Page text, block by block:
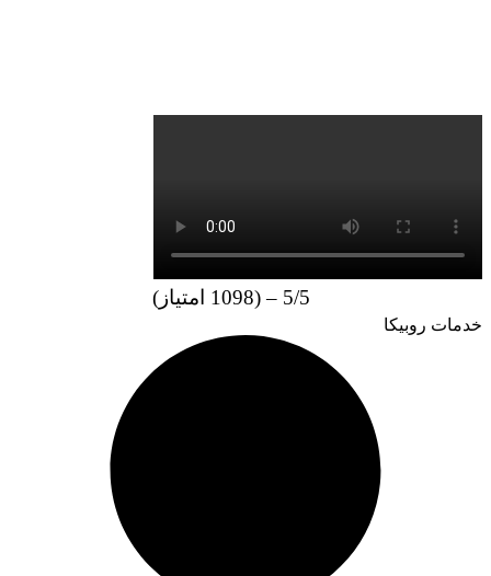
5/5 – (1098 امتیاز)
خدمات روبیکا